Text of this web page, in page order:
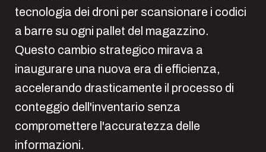
tecnologia dei droni per scansionare i codici
a barre su ogni pallet del magazzino.
Questo cambio strategico mirava a
inaugurare una nuova era di efficienza,
accelerando drasticamente il processo di
conteggio dell'inventario senza
compromettere l'accuratezza delle
informazioni.